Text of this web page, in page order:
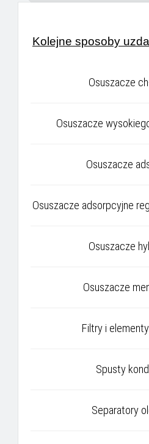
Kolejne sposoby
Osuszacze
Osuszacze
Osuszacze
Osuszacze adsorpcyjne
Osuszacze
Osuszacze
Filtry i
Spusty
Separatory